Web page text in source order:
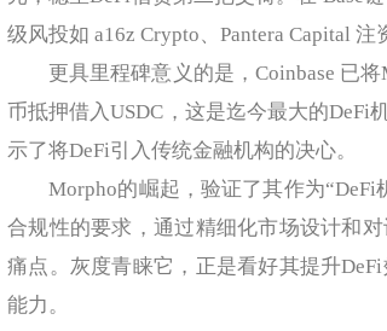
级风投如 a16z Crypto、Pantera Capital 注
更具里程碑意义的是，Coinbase 已将
币抵押借入USDC，这是迄今最大的DeFi
示了将DeFi引入传统金融机构的决心。
Morpho的崛起，验证了其作为“DeFi
合规性的要求，通过精细化市场设计和
痛点。灰度青睐它，正是看好其提升
能力。